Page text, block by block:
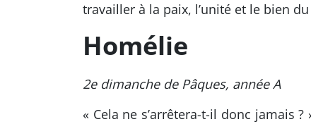
travailler à la paix, l’unité et le bien
Homélie
2e dimanche de Pâques, année A
« Cela ne s’arrêtera-t-il donc jamais